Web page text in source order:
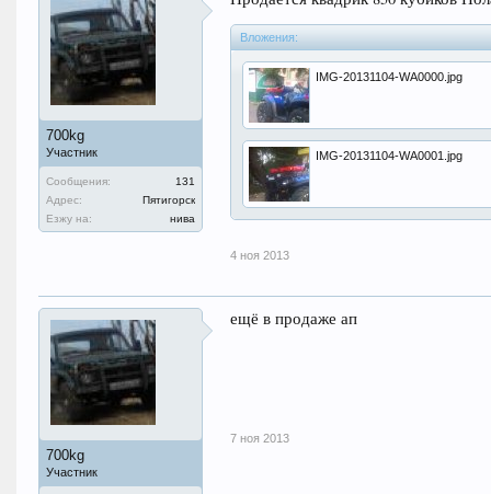
700kg
Участник
Сообщения:
131
Адрес:
Пятигорск
Езжу на:
нива
Вложения:
IMG-20131104-WA0000.jpg
IMG-20131104-WA0001.jpg
4 ноя 2013
700kg
Участник
ещё в продаже ап
7 ноя 2013